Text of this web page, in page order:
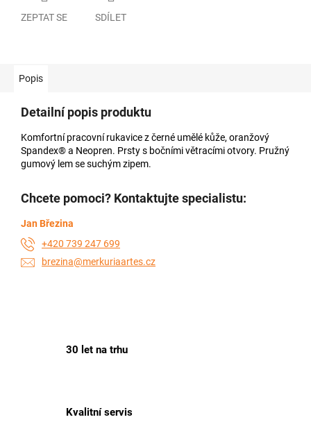
ZEPTAT SE SDÍLET
30 let na trhu
Kvalitní servis
Popis
Detailní popis produktu
Komfortní pracovní rukavice z černé umělé kůže, oranžový
Spandex® a Neopren. Prsty s bočními větracími otvory. Pružný
gumový lem se suchým zipem.
Chcete pomoci? Kontaktujte specialistu:
Jan Březina
+420 739 247 699
brezina@merkuriaartes.cz